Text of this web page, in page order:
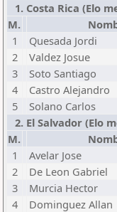
1. Costa Rica (Elo
M.
1
Quesada Jordi
2
Valdez Josue
3
Soto Santiago
4
Castro Alejandro
5
Solano Carlos
2. El Salvador (Elo
M.
1
Avelar Jose
2
De Leon Gabriel
3
Murcia Hector
4
Dominguez Allan